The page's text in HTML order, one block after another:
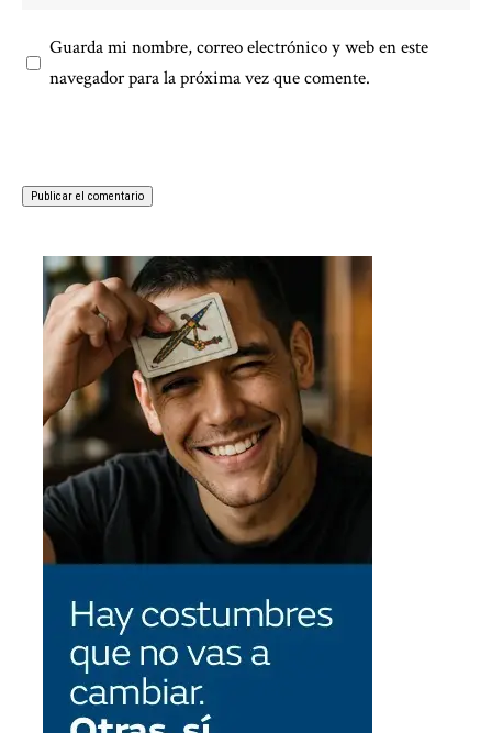
Guarda mi nombre, correo electrónico y web en este
navegador para la próxima vez que comente.